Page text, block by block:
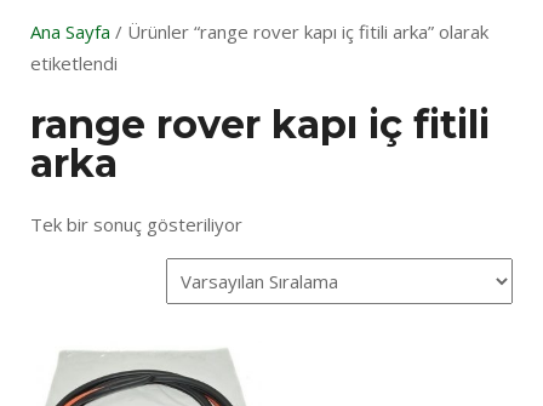
Ana Sayfa / Ürünler “range rover kapı iç fitili arka” olarak
etiketlendi
range rover kapı iç fitili
arka
Tek bir sonuç gösteriliyor